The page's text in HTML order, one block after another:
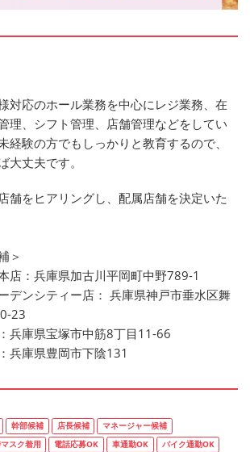
対応のホール業務を中心にレジ業務、在
理、シフト管理、店舗管理などをしてい
経験の方でもしっかりと教育するので、
大丈夫です。
舗をヒアリングし、配属店舗を決定いた
＞
：兵庫県加古川平岡町中野789-1
ンシティー店： 兵庫県神戸市垂水区舞
23
庫県宝塚市中筋8丁目11-66
庫県豊岡市下陰131
幹部候補 店長候補
マネージャー候補
スク着用 電話応募OK 車通勤OK
バイク通勤OK